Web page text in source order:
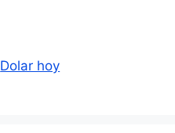
Dolar hoy